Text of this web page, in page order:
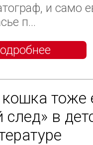
и само
п...
тоже
след» в